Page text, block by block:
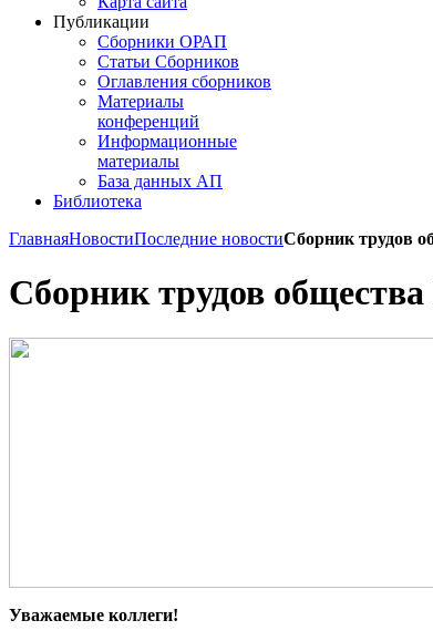
Публикации
Сборники ОРАП
Статьи Сборников
Оглавления сборников
Материалы
конференций
Информационные
материалы
База данных АП
Библиотека
ГлавнаяНовостиПоследние новостиСборник трудов
Сборник трудов
Уважаемые коллеги!